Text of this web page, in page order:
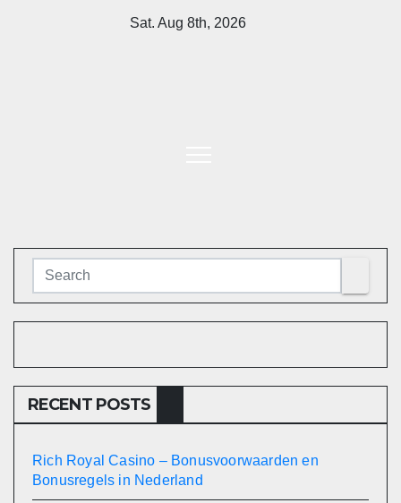
Sat. Aug 8th, 2026
RECENT POSTS
Rich Royal Casino – Bonusvoorwaarden en
Bonusregels in Nederland